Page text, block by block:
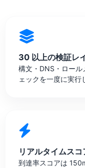
30 以上の検証レ
構文・DNS・ロール
ェックを一度に実行
リアルタイムスコ
到達率スコアは